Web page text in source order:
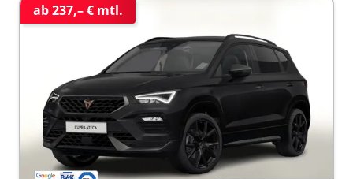
ab 237,– € mtl.